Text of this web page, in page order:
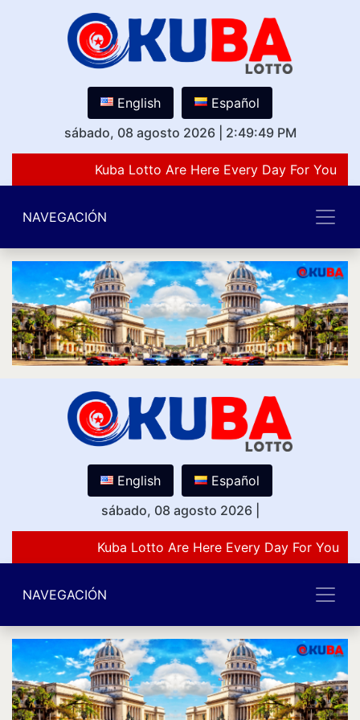
English
Español
sábado, 08 agosto 2026
2:49:49 PM
Kuba Lotto Are Here Every Day For You
NAVEGACIÓN
English
Español
sábado, 08 agosto 2026
Kuba Lotto Are Here Every Day For You
NAVEGACIÓN